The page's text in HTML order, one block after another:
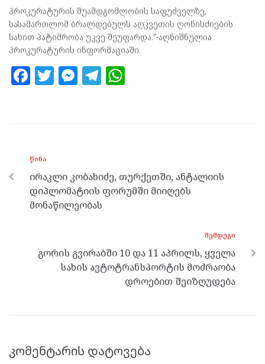
პროკურატურის შუამდგომლობის საფუძველზე,
სასამართლომ ბრალდებულს აღკვეთის ღონისძიების
სახით პატიმრობა უკვე შეუფარდა.”-აღნიშნულია
პროკურატურის ინფორმაციაში.
F
o
o
k
T M
er
T
m p
p
ᲬᲘᲜᲐ
ირაკლი კობახიძე, თურქეთში, ანტალიის
დიპლომატიის ფორუმში მიიღებს
მონაწილეობას
ᲨᲔᲛᲓᲔᲒᲘ
გორის გვირაბში 10 და 11 აპრილს, ყველა
სახის ავტოტრანსპორტის მოძრაობა
დროებით შეიზღუდება
კომენტარის დატოვება